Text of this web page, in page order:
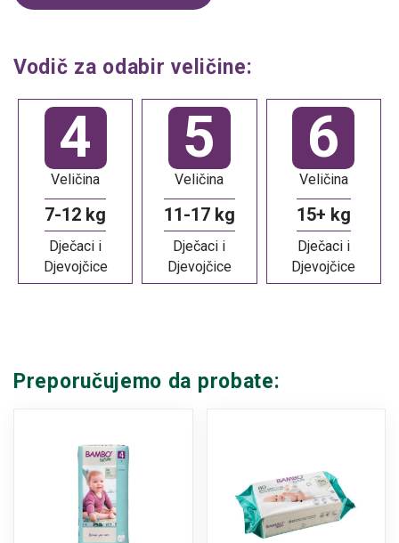
Vodič za odabir veličine:
4
Veličina
7-12 kg
Dječaci i
Djevojčice
5
Veličina
11-17 kg
Dječaci i
Djevojčice
6
Veličina
15+ kg
Dječaci i
Djevojčice
Preporučujemo da probate: